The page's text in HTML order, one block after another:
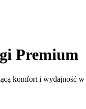
Premium
komfort i wydajność w